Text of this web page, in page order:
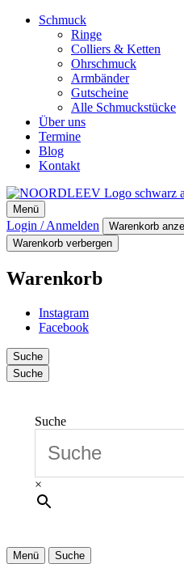
Schmuck
Ringe
Colliers & Ketten
Ohrschmuck
Armbänder
Gutscheine
Alle Schmuckstücke
Über uns
Termine
Blog
Kontakt
NOORDLEEV
Manufaktur für maritimen
Menü
Login / Anmelden Warenkorb
Warenkorb verbergen
Warenkorb
Instagram
Facebook
Suche
Suche
Suche
×
Menü Suche